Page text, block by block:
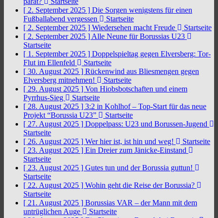
[ 2. September 2025 ] Die Sorgen wenigstens für einen
Fußballabend vergessen
Startseite
[ 2. September 2025 ] Wiedersehen macht Freude
Startseite
[ 2. September 2025 ] Alle Neune für Borussias U23
Startseite
[ 1. September 2025 ] Doppelspieltag gegen Elversberg: Tor-
Flut im Ellenfeld
Startseite
[ 30. August 2025 ] Rückenwind aus Bliesmengen gegen
Elversberg mitnehmen!
Startseite
[ 29. August 2025 ] Von Hiobsbotschaften und einem
Pyrrhus-Sieg
Startseite
[ 28. August 2025 ] 3:2 in Kohlhof – Top-Start für das neue
Projekt “Borussia U23”
Startseite
[ 27. August 2025 ] Doppelpass: U23 und Borussen-Jugend
Startseite
[ 26. August 2025 ] Wer hier ist, ist hin und weg!
Startseite
[ 23. August 2025 ] Ein Dreier zum Jänicke-Einstand
Startseite
[ 23. August 2025 ] Gutes tun und der Borussia guttun!
Startseite
[ 22. August 2025 ] Wohin geht die Reise der Borussia?
Startseite
[ 21. August 2025 ] Borussias VAR – der Mann mit dem
untrüglichen Auge
Startseite